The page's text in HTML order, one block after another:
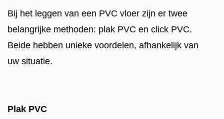
Bij het leggen van een PVC vloer zijn er twee
belangrijke methoden: plak PVC en click PVC.
Beide hebben unieke voordelen, afhankelijk van
uw situatie.
Plak PVC